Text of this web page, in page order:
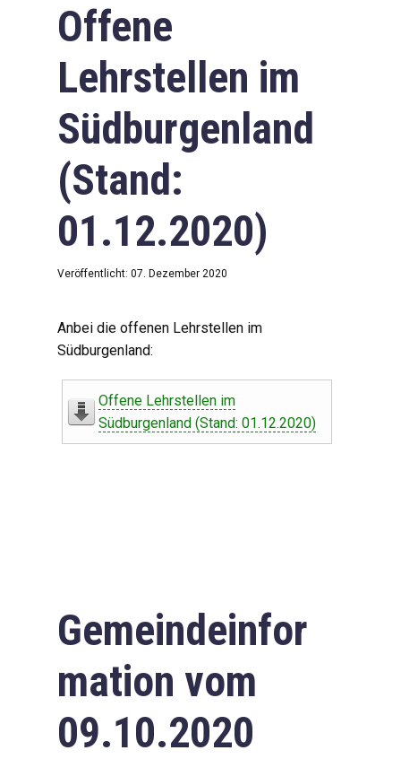
Offene
Lehrstellen im
Südburgenland
(Stand:
01.12.2020)
Veröffentlicht: 07. Dezember 2020
Anbei die offenen Lehrstellen im
Südburgenland:
Offene Lehrstellen im
Südburgenland (Stand: 01.12.2020)
Gemeindeinfor
mation vom
09.10.2020